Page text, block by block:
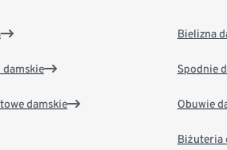
damskie
Bielizna
Spodnie
Obuwie
Biżuteria